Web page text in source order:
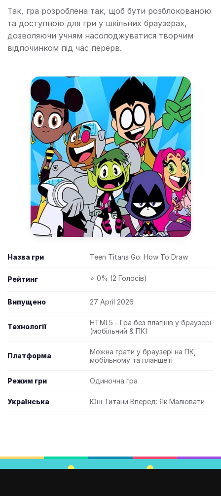
Так, гра розроблена так, щоб бути розблокованою
та доступною для гри у шкільних браузерах,
дозволяючи учням насолоджуватися творчим
відпочинком під час перерв.
Назва гри Teen Titans Go: How To Draw
Рейтинг ⭐ 0% (2 Голосів)
Випущено 27 April 2026
Технології
HTML5 - Гра без плагінів у браузері
(мобільний & ПК)
Платформа
Можна грати у браузері на ПК,
мобільному та планшеті
Режим гри Одиночна гра
Українська Юні Титани Вперед: Як Малювати